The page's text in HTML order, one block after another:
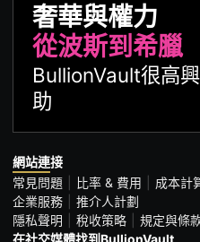
奢華與權力
從波斯到希臘
BullionVault很高
助
網站連接
常見問題
比率 & 費用 成本計
企業服務
推介人計劃
隱私聲明
稅收策略 規定與條
在社交媒體找到BullionVault